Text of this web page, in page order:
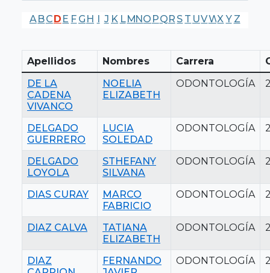
A BCD E F G H I J K LMNO PQR S T UVWX Y Z
Apellidos Nombres Carrera
DE LA
CADENA
VIVANCO
NOELIA
ELIZABETH
ODONTOLOGÍA
DELGADO
GUERRERO
LUCIA
SOLEDAD
ODONTOLOGÍA
DELGADO
LOYOLA
STHEFANY
SILVANA
ODONTOLOGÍA
DIAS CURAY
MARCO
FABRICIO
ODONTOLOGÍA
DIAZ CALVA
TATIANA
ELIZABETH
ODONTOLOGÍA
DIAZ
FERNANDO
ODONTOLOGÍA